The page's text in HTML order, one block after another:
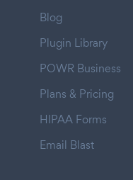
Blog
Plugin Library
POWR Business
Plans & Pricing
HIPAA Forms
Email Blast